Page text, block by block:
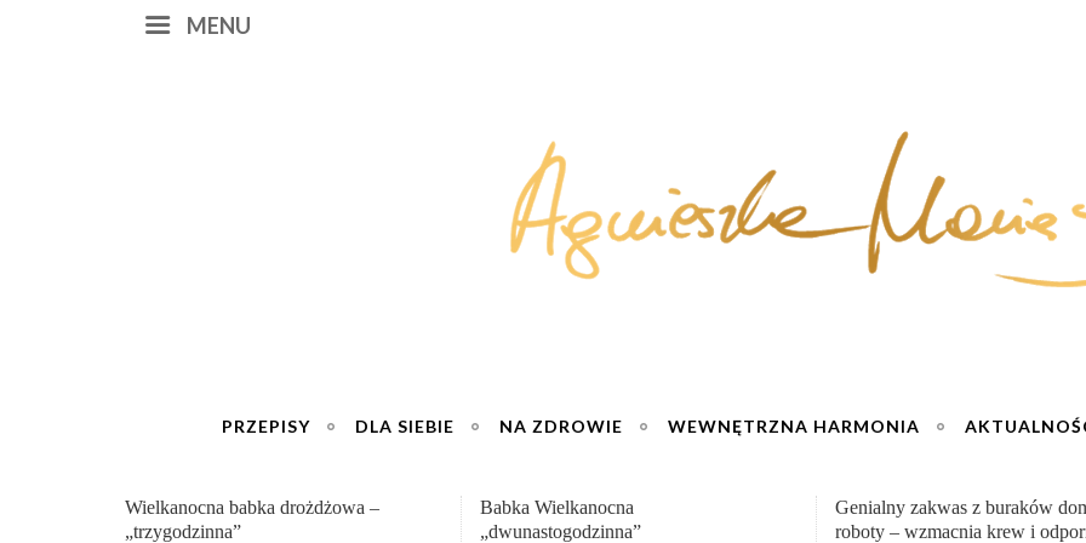
MENU
PRZEPISY DLA SIEBIE NA ZDROWIE WEWNĘTRZNA HARMONIA
Babka Wielkanocna
„dwunastogodzinna”
Genialny zakwas z buraków domowej
roboty – wzmacnia krew i odporność
„Przemiana” Podróż do siły i